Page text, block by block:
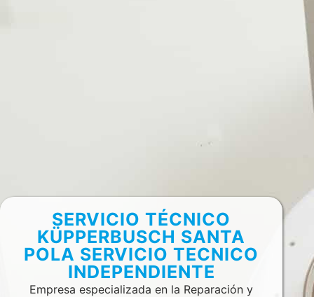
SERVICIO TÉCNICO
KÜPPERBUSCH SANTA
POLA SERVICIO TECNICO
INDEPENDIENTE
Empresa especializada en la Reparación y